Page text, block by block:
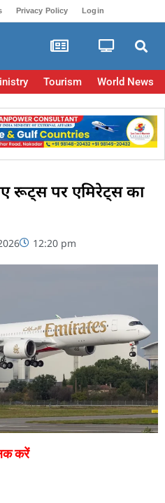
Privacy Policy Login
Tourism World News
रूट्स पर एमिरेट्स का
12:20 pm
करें